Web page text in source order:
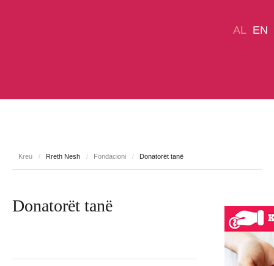
Kreu / Rreth Nesh / Fondacioni / Donatorët tanë
Donatorët tanë
AL EN